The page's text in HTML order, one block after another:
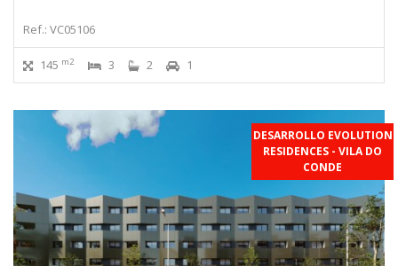
Ref.: VC05106
145 m2 3 2 1
DESARROLLO EVOLUTION
RESIDENCES - VILA DO
CONDE